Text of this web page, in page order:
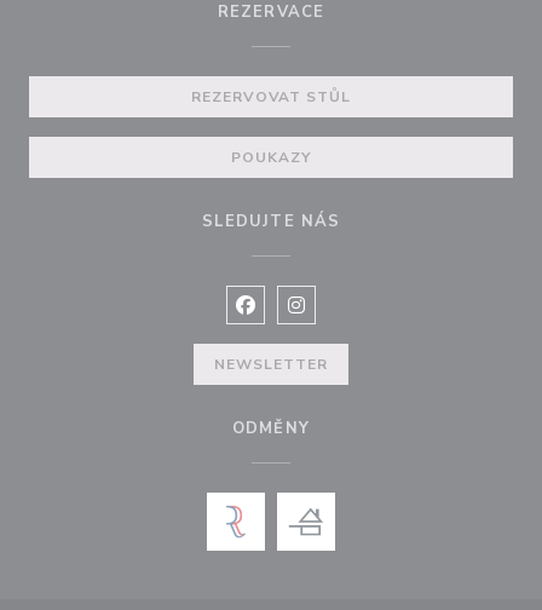
REZERVACE
REZERVOVAT STŮL
POUKAZY
SLEDUJTE NÁS
Facebook ((otevře se v novém
Instagram ((otevře se v
NEWSLETTER
ODMĚNY